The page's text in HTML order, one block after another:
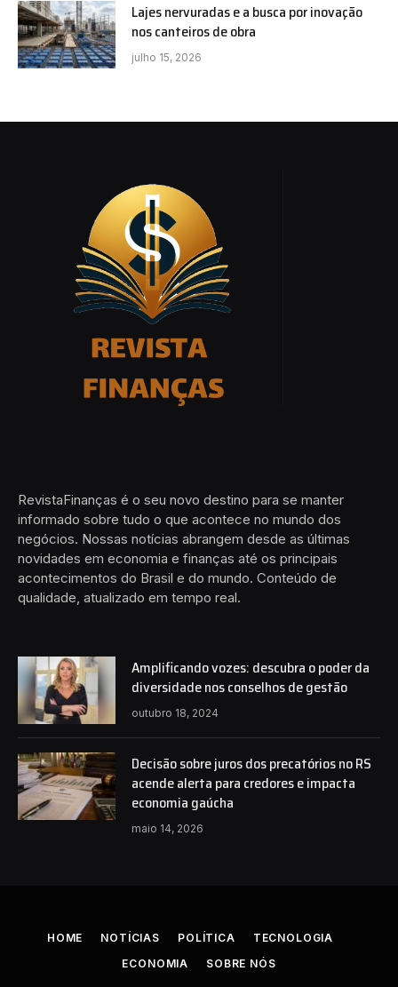
Lajes nervuradas e a busca por inovação
nos canteiros de obra
julho 15, 2026
RevistaFinanças é o seu novo destino para se manter
informado sobre tudo o que acontece no mundo dos
negócios. Nossas notícias abrangem desde as últimas
novidades em economia e finanças até os principais
acontecimentos do Brasil e do mundo. Conteúdo de
qualidade, atualizado em tempo real.
Amplificando vozes: descubra o poder da
diversidade nos conselhos de gestão
outubro 18, 2024
Decisão sobre juros dos precatórios no RS
acende alerta para credores e impacta
economia gaúcha
maio 14, 2026
HOME NOTÍCIAS POLÍTICA
TECNOLOGIA
ECONOMIA
SOBRE NÓS